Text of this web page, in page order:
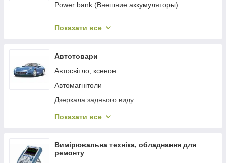
Power bank (Внешние аккумуляторы)
Батарейки
Показати все
Автотовари
Автосвітло, ксенон
Автомагнітоли
Дзеркала заднього виду
Автомобільні відеореєстратори
Парктроніки (паркувальні системи)
Паркувальні камери, монітори
Показати все
Вимірювальна техніка, обладнання для
ремонту